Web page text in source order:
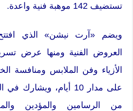
تستضيف 142 موهبة فنية واعدة.
ويضم «آرت نيشن» الذي
العروض الفنية ومنها عرض
الأزياء وفن الملابس ومنافسة
على مدار 10 أيام،
من الرسامين والمؤدين